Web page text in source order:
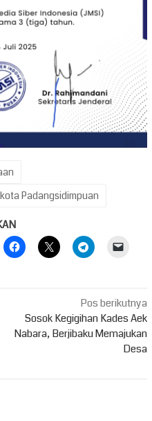
Padangsidimpuan
Pos berikutnya
Sosok Kegigihan Kades Aek
Nabara, Berjibaku Memajukan
Desa